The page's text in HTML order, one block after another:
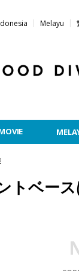
Melayu
トベー